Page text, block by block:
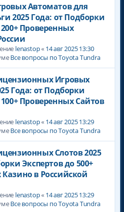
Автоматов для
2025 Года: от Подборки
Проверенных
lenastop« 14 авг 2025 13:30
Все вопросы по Toyota Tundra
Игровых
Года: от Подборки
Проверенных Сайтов
lenastop« 14 авг 2025 13:29
Все вопросы по Toyota Tundra
Слотов 2025
Экспертов до 500+
в Российской
lenastop« 14 авг 2025 13:29
Все вопросы по Toyota Tundra